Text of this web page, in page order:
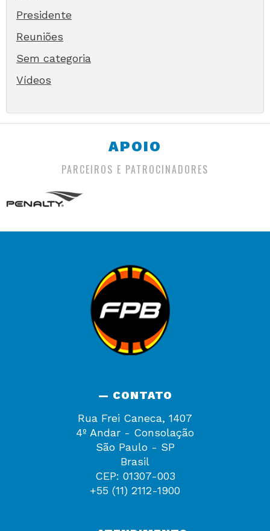
Presidente
Reuniões
Sem categoria
Vídeos
APOIO
PARCEIROS E PATROCINADORES
— CONTATO
Rua Frei Caneca, 1407
4º Andar - Consolação
São Paulo - SP
Brasil
CEP: 01307-003
+55 (11) 2112-1900